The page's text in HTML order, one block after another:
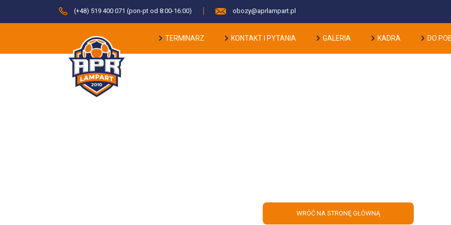
(+48) 519 400 071 (pon-pt od 8:00-16:00) obozy@aprlampart.pl
TERMINARZ KONTAKT I PYTANIA GALERIA KADRA DO
WRÓĆ NA STRONĘ GŁÓWNĄ